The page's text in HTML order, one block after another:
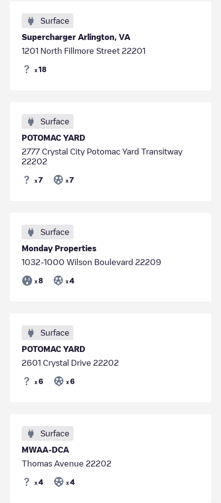
Surface
Supercharger Arlington, VA
1201 North Fillmore Street 22201
x 18
Surface
POTOMAC YARD
2777 Crystal City Potomac Yard Transitway
22202
x 7 x 7
Surface
Monday Properties
1032-1000 Wilson Boulevard 22209
x 8 x 4
Surface
POTOMAC YARD
2601 Crystal Drive 22202
x 6 x 6
Surface
MWAA-DCA
Thomas Avenue 22202
x 4 x 4